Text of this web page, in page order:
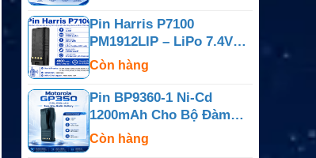
Pin Harris P7100
PM1912LIP – LiPo 7.4V
4100mAh
Còn hàng
Pin BP9360-1 Ni-Cd
1200mAh Cho Bộ Đàm
Motorola GP350
Còn hàng